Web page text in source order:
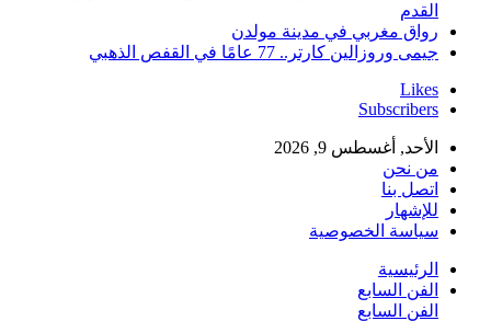
القدم
رواق مغربي في مدينة مولدن
جيمى وروزالين كارتر.. 77 عامًا في القفص الذهبي
Likes
Subscribers
الأحد, أغسطس 9, 2026
من نحن
اتصل بنا
للإشهار
سياسة الخصوصية
الرئيسية
الفن السابع
الفن السابع